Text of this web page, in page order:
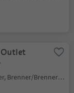
Outlet
Brennero/Brenner, Brenner/Brennero, Sterzing/Vipiteno and environs